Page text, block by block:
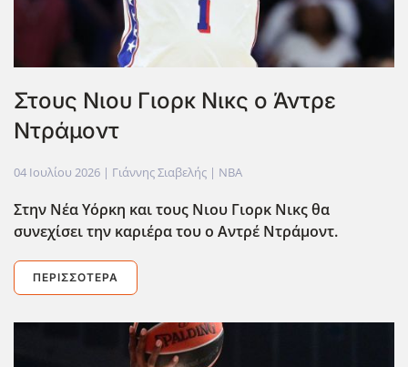
Στους Νιου Γιορκ Νικς ο Άντρε
Ντράμοντ
04 Ιουλίου 2026 | Γιάννης Σιαβελής | NBA
Στην Νέα Υόρκη και τους Νιου Γιορκ Νικς θα
συνεχίσει την καριέρα του ο Αντρέ Ντράμοντ.
ΠΕΡΙΣΣΌΤΕΡΑ